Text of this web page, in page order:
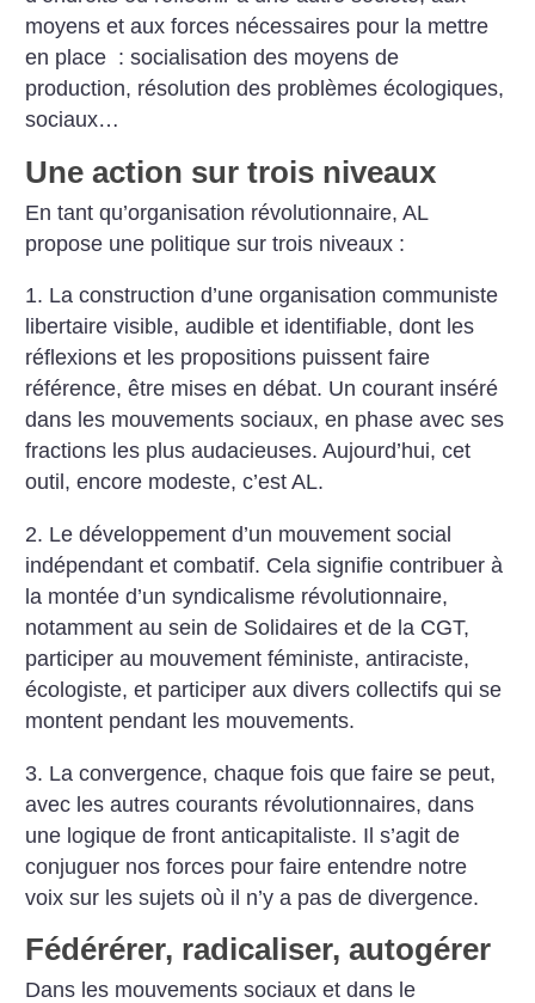
moyens et aux forces nécessaires pour la mettre
en place : socialisation des moyens de
production, résolution des problèmes écologiques,
sociaux…
Une action sur trois niveaux
En tant qu’organisation révolutionnaire, AL
propose une politique sur trois niveaux :
1. La construction d’une organisation communiste
libertaire visible, audible et identifiable, dont les
réflexions et les propositions puissent faire
référence, être mises en débat. Un courant inséré
dans les mouvements sociaux, en phase avec ses
fractions les plus audacieuses. Aujourd’hui, cet
outil, encore modeste, c’est AL.
2. Le développement d’un mouvement social
indépendant et combatif. Cela signifie contribuer à
la montée d’un syndicalisme révolutionnaire,
notamment au sein de Solidaires et de la CGT,
participer au mouvement féministe, antiraciste,
écologiste, et participer aux divers collectifs qui se
montent pendant les mouvements.
3. La convergence, chaque fois que faire se peut,
avec les autres courants révolutionnaires, dans
une logique de front anticapi­taliste. Il s’agit de
conjuguer nos forces pour faire entendre notre
voix sur les sujets où il n’y a pas de divergence.
Fédérérer, radicaliser, autogérer
Dans les mouvements sociaux et dans le